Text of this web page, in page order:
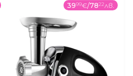
3999€/7822лв.